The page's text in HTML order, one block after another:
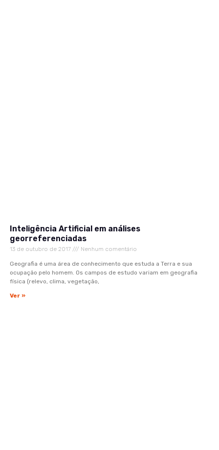
Inteligência Artificial em análises
georreferenciadas
13 de outubro de 2017 Nenhum comentário
Geografia é uma área de conhecimento que estuda a Terra e sua
ocupação pelo homem. Os campos de estudo variam em geografia
física (relevo, clima, vegetação,
Ver »